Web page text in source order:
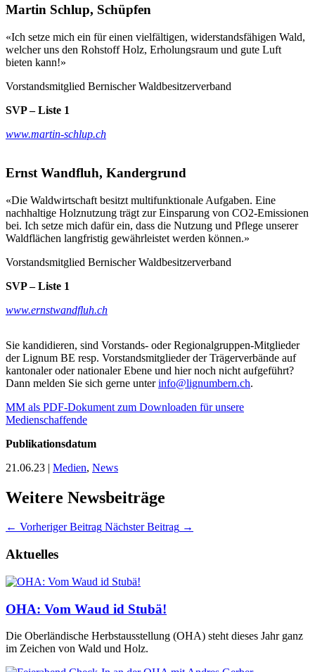
Martin Schlup, Schüpfen
«Ich setze mich ein für einen vielfältigen, widerstandsfähigen Wald,
welcher uns den Rohstoff Holz, Erholungsraum und gute Luft
bieten kann!»
Vorstandsmitglied Bernischer Waldbesitzerverband
SVP – Liste 1
www.martin-schlup.ch
Ernst Wandfluh, Kandergrund
«Die Waldwirtschaft besitzt multifunktionale Aufgaben. Eine
nachhaltige Holznutzung trägt zur Einsparung von CO2-Emissionen
bei. Ich setze mich dafür ein, dass die Nutzung und Pflege unserer
Waldflächen langfristig gewährleistet werden können.»
Vorstandsmitglied Bernischer Waldbesitzerverband
SVP – Liste 1
www.ernstwandfluh.ch
Sie kandidieren, sind Vorstands- oder Regionalgruppen-Mitglieder
der Lignum BE resp. Vorstandsmitglieder der Trägerverbände auf
kantonaler oder nationaler Ebene und hier noch nicht aufgeführt?
Dann melden Sie sich gerne unterinfo@lignumbern.ch.
MM als PDF-Dokument zum Downloaden für unsere
Medienschaffende
Publikationsdatum
21.06.23 | Medien, News
Weitere Newsbeiträge
← Vorheriger Beitrag Nächster Beitrag →
Aktuelles
OHA: Vom Waud id Stubä!
Die Oberländische Herbstausstellung (OHA) steht dieses Jahr ganz
im Zeichen von Wald und Holz.